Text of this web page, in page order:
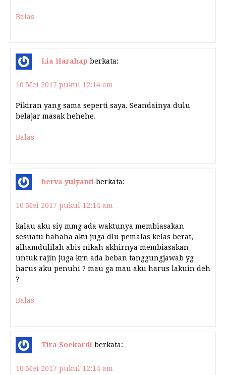
Balas
Lia Harahap berkata:
10 Mei 2017 pukul 12:14 am
Pikiran yang sama seperti saya. Seandainya dulu
belajar masak hehehe.
Balas
herva yulyanti berkata:
10 Mei 2017 pukul 12:14 am
kalau aku siy mmg ada waktunya membiasakan
sesuatu hahaha aku juga dlu pemalas kelas berat,
alhamdulilah abis nikah akhirnya membiasakan
untuk rajin juga krn ada beban tanggungjawab yg
harus aku penuhi ? mau ga mau aku harus lakuin deh
?
Balas
Tira Soekardi berkata:
10 Mei 2017 pukul 12:14 am